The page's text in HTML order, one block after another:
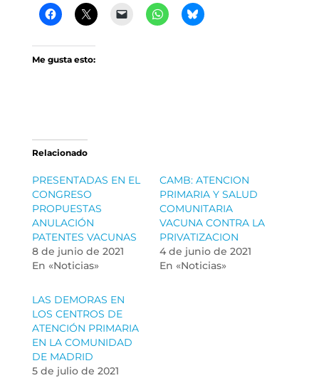
Me gusta esto:
Relacionado
PRESENTADAS EN EL
CONGRESO
PROPUESTAS
ANULACIÓN
PATENTES VACUNAS
8 de junio de 2021
En «Noticias»
CAMB: ATENCION
PRIMARIA Y SALUD
COMUNITARIA
VACUNA CONTRA LA
PRIVATIZACION
4 de junio de 2021
En «Noticias»
LAS DEMORAS EN
LOS CENTROS DE
ATENCIÓN PRIMARIA
EN LA COMUNIDAD
DE MADRID
5 de julio de 2021